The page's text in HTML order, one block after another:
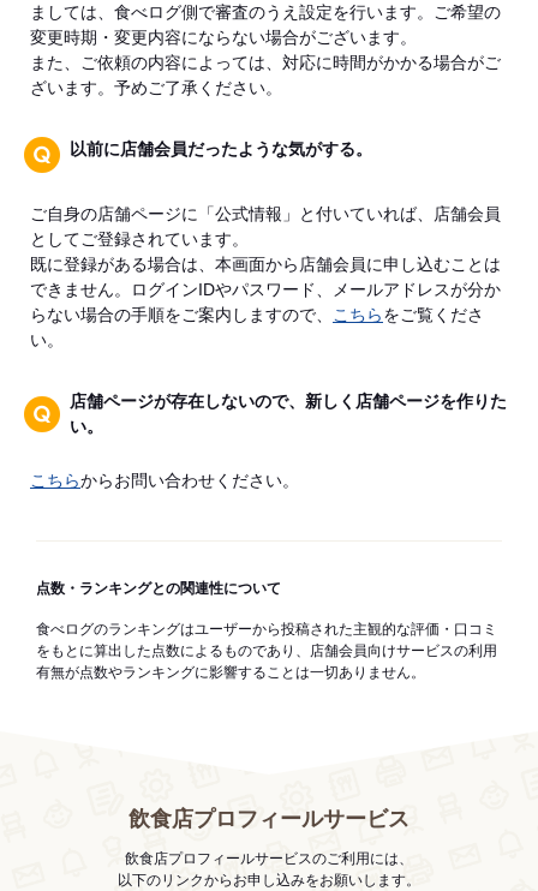
ましては、食べログ側で審査のうえ設定を行います。ご希望の
変更時期・変更内容にならない場合がございます。
また、ご依頼の内容によっては、対応に時間がかかる場合がご
ざいます。予めご了承ください。
以前に店舗会員だったような気がする。
ご自身の店舗ページに「公式情報」と付いていれば、店舗会員
としてご登録されています。
既に登録がある場合は、本画面から店舗会員に申し込むことは
できません。ログインIDやパスワード、メールアドレスが分か
らない場合の手順をご案内しますので、
こちらをご覧くださ
い。
店舗ページが存在しないので、新しく店舗ページを作りた
い。
こちらからお問い合わせください。
点数・ランキングとの関連性について
食べログのランキングはユーザーから投稿された主観的な評価・口コミ
をもとに算出した点数によるものであり、店舗会員向けサービスの利用
有無が点数やランキングに影響することは一切ありません。
飲食店プロフィールサービス
飲食店プロフィールサービスのご利用には、
以下のリンクからお申し込みをお願いします。